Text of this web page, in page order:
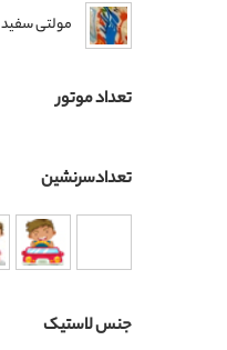
مولتی سفید
تعداد موتور
تعدادسرنشین
جنس لاستیک